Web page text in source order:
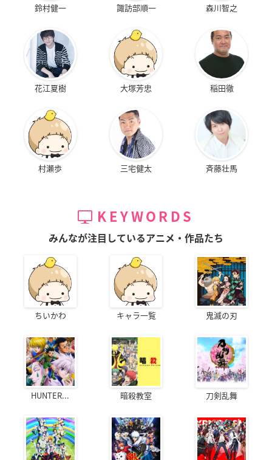
鈴村健一 諏訪部順一 森川智之
花江夏樹 大塚芳忠 稲田徹
村瀬歩 三宅健太 斉藤壮馬
KEYWORDS
みんなが注目しているアニメ・作品たち
ちいかわ キャラ一覧 鬼滅の刃
HUNTER... 暗殺教室 刀剣乱舞